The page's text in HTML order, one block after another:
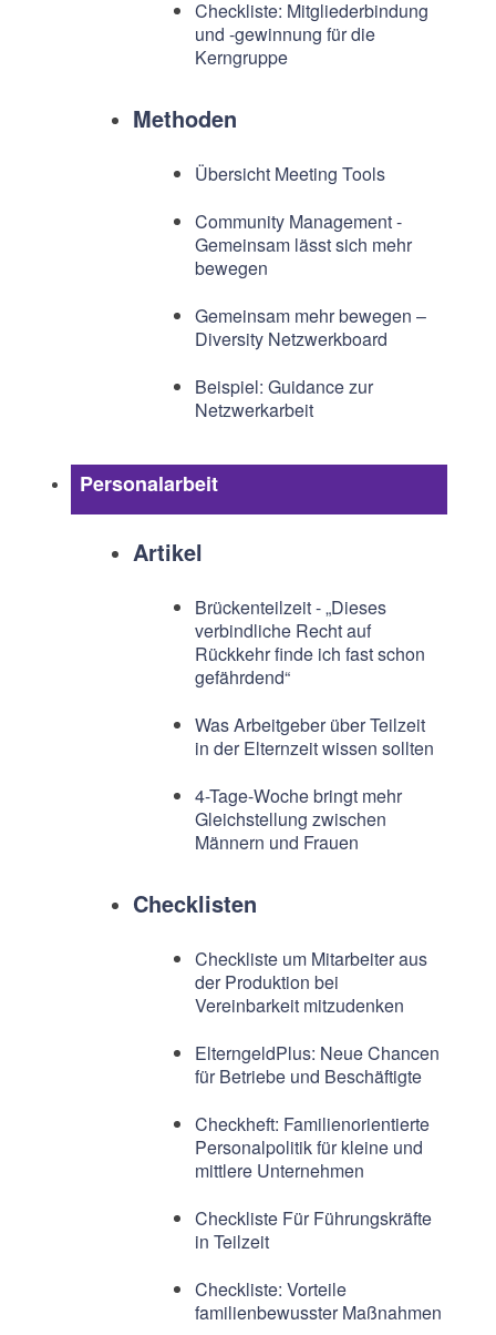
Checkliste: Mitgliederbindung
und -gewinnung für die
Kerngruppe
Methoden
Übersicht Meeting Tools
Community Management -
Gemeinsam lässt sich mehr
bewegen
Gemeinsam mehr bewegen –
Diversity Netzwerkboard
Beispiel: Guidance zur
Netzwerkarbeit
Personalarbeit
Artikel
Brückenteilzeit - „Dieses
verbindliche Recht auf
Rückkehr finde ich fast schon
gefährdend“
Was Arbeitgeber über Teilzeit
in der Elternzeit wissen sollten
4-Tage-Woche bringt mehr
Gleichstellung zwischen
Männern und Frauen
Checklisten
Checkliste um Mitarbeiter aus
der Produktion bei
Vereinbarkeit mitzudenken
ElterngeldPlus: Neue Chancen
für Betriebe und Beschäftigte
Checkheft: Familienorientierte
Personalpolitik für kleine und
mittlere Unternehmen
Checkliste Für Führungskräfte
in Teilzeit
Checkliste: Vorteile
familienbewusster Maßnahmen